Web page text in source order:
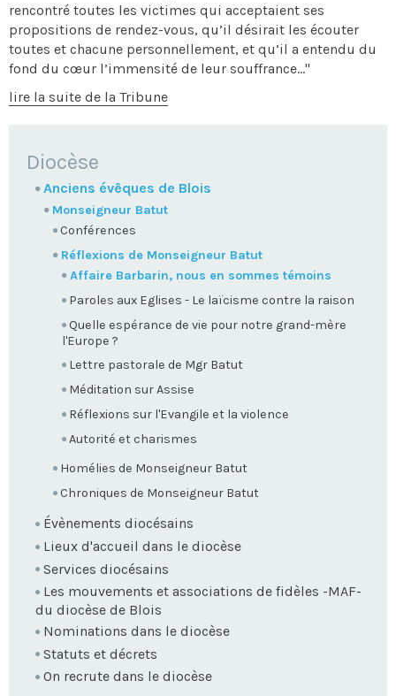
rencontré toutes les victimes qui acceptaient ses
propositions de rendez-vous, qu’il désirait les écouter
toutes et chacune personnellement, et qu’il a entendu du
fond du cœur l’immensité de leur souffrance..."
lire la suite de la Tribune
NAVIGATION
Diocèse
Anciens évêques de Blois
Monseigneur Batut
Conférences
Réflexions de Monseigneur Batut
Affaire Barbarin, nous en sommes témoins
Paroles aux Eglises - Le laïcisme contre la raison
Quelle espérance de vie pour notre grand-mère
l'Europe ?
Lettre pastorale de Mgr Batut
Méditation sur Assise
Réflexions sur l'Evangile et la violence
Autorité et charismes
Homélies de Monseigneur Batut
Chroniques de Monseigneur Batut
Évènements diocésains
Lieux d'accueil dans le diocèse
Services diocésains
Les mouvements et associations de fidèles -MAF-
du diocèse de Blois
Nominations dans le diocèse
Statuts et décrets
On recrute dans le diocèse